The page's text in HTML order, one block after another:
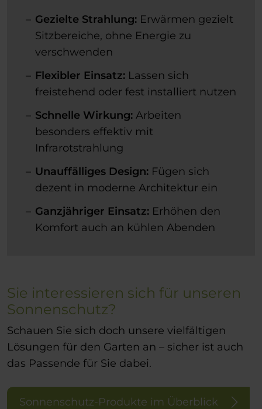
Gezielte Strahlung: Erwärmen gezielt
Sitzbereiche, ohne Energie zu
verschwenden
Flexibler Einsatz: Lassen sich
freistehend oder fest installiert nutzen
Schnelle Wirkung: Arbeiten
besonders effektiv mit
Infrarotstrahlung
Unauffälliges Design: Fügen sich
dezent in moderne Architektur ein
Ganzjähriger Einsatz: Erhöhen den
Komfort auch an kühlen Abenden
Sie interessieren sich für unseren
Sonnenschutz?
Schauen Sie sich doch unsere vielfältigen
Lösungen für den Garten an – sicher ist auch
das Passende für Sie dabei.
Sonnenschutz-Produkte im Überblick